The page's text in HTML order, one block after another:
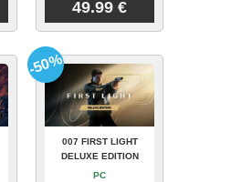
49.99 €
007 FIRST LIGHT
DELUXE EDITION
PC
-50%